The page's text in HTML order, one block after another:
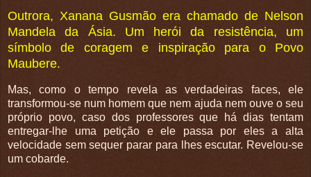
Outrora, Xanana Gusmão era chamado de Nelson
Mandela da Ásia. Um herói da resistência, um
símbolo de coragem e inspiração para o Povo
Maubere.
Mas, como o tempo revela as verdadeiras faces, ele
transformou-se num homem que nem ajuda nem ouve o seu
próprio povo, caso dos professores que há dias tentam
entregar-lhe uma petição e ele passa por eles a alta
velocidade sem sequer parar para lhes escutar. Revelou-se
um cobarde.